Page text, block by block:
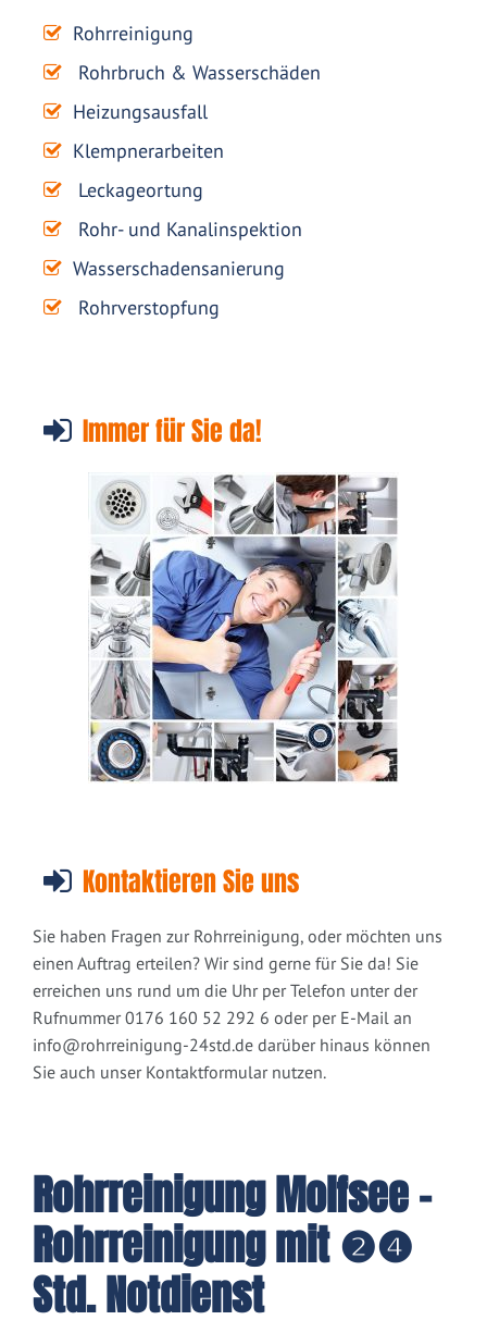
Rohrreinigung
Rohrbruch & Wasserschäden
Heizungsausfall
Klempnerarbeiten
Leckageortung
Rohr- und Kanalinspektion
Wasserschadensanierung
Rohrverstopfung
Immer für Sie da!
Kontaktieren Sie uns
Sie haben Fragen zur Rohrreinigung, oder möchten uns
einen Auftrag erteilen? Wir sind gerne für Sie da! Sie
erreichen uns rund um die Uhr per Telefon unter der
Rufnummer 0176 160 52 292 6 oder per E-Mail an
info@rohrreinigung-24std.de darüber hinaus können
Sie auch unser Kontaktformular nutzen.
Rohrreinigung Molfsee -
Rohrreinigung mit ❷❹
Std. Notdienst